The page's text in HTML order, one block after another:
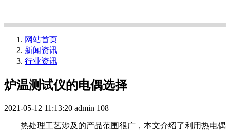
网站首页
新闻资讯
行业资讯
炉温测试仪的电偶选择
2021-05-12 11:13:20 admin 108
热处理工艺涉及的产品范围很广，本文介绍了利用热电偶